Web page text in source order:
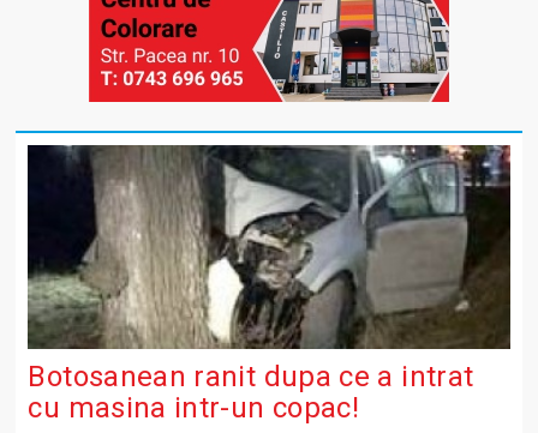
Botosanean ranit dupa ce a intrat
cu masina intr-un copac!